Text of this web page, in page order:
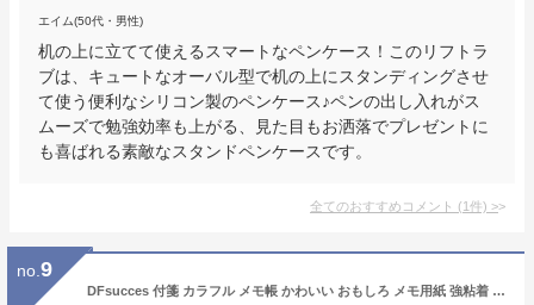
エイム(50代・男性)
机の上に立てて使えるスマートなペンケース！このリフトラ
ブは、キュートなオーバル型で机の上にスタンディングさせ
て使う便利なシリコン製のペンケース♪ペンの出し入れがス
ムーズで勉強効率も上がる、見た目もお洒落でプレゼントに
も喜ばれる素敵なスタンドペンケースです。
全てのおすすめコメント (1件) >
no. 9
DFsucces 付箋 カラフル メモ帳 かわいい おもしろ メモ用紙 強粘着 ズ付箋セット ノート 漫画メモステッカー 文房具 超徳用 6個セット 180枚